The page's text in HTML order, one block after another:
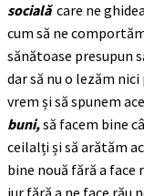
socialăcare ne
cum să ne
sănătoase presupun
dar să nu o lezăm
vrem și să spunem
buni,să facem bine
ceilalți și să arătăm
bine nouă fără a face
jur fără a ne face rău